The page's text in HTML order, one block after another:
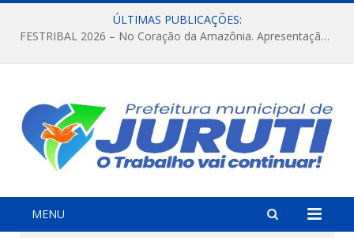
ÚLTIMAS PUBLICAÇÕES:
FESTRIBAL 2026 – No Coração da Amazônia. Apresentação da Munduruku.
MENU